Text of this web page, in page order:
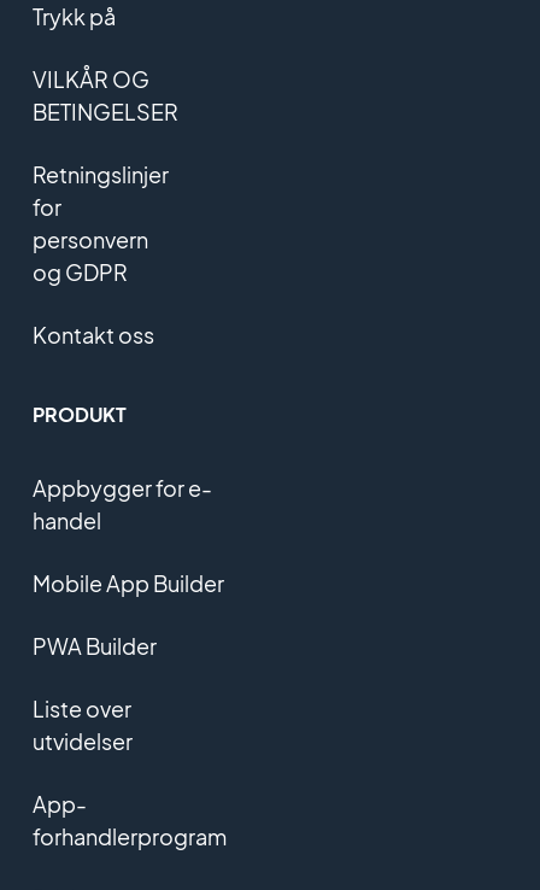
Trykk på
VILKÅR OG
BETINGELSER
Retningslinjer
for
personvern
og GDPR
Kontakt oss
PRODUKT
Appbygger for e-
handel
Mobile App Builder
PWA Builder
Liste over
utvidelser
App-
forhandlerprogram